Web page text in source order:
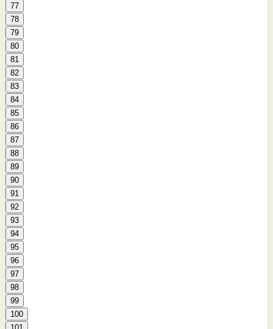
77
78
79
80
81
82
83
84
85
86
87
88
89
90
91
92
93
94
95
96
97
98
99
100
101